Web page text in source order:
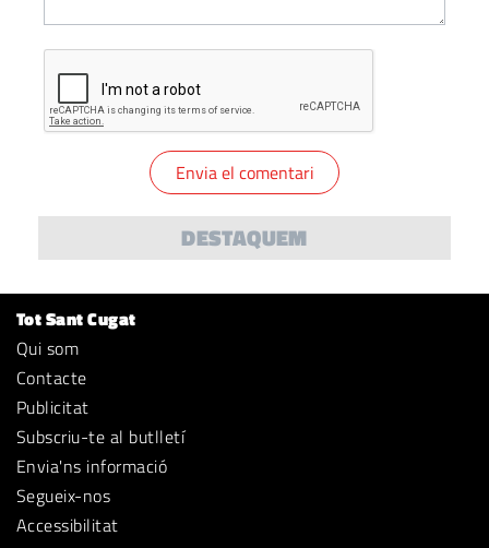
DESTAQUEM
Tot Sant Cugat
Qui som
Contacte
Publicitat
Subscriu-te al butlletí
Envia'ns informació
Segueix-nos
Accessibilitat